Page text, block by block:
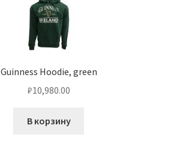
Guinness Hoodie, green
₽10,980.00
В корзину